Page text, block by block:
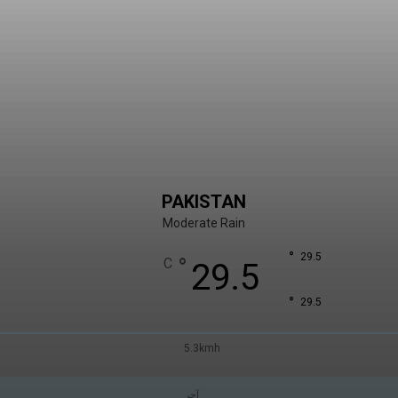
PAKISTAN
Moderate Rain
29.5
°
C 29.5
°
29.5
°
5.3kmh
آچر